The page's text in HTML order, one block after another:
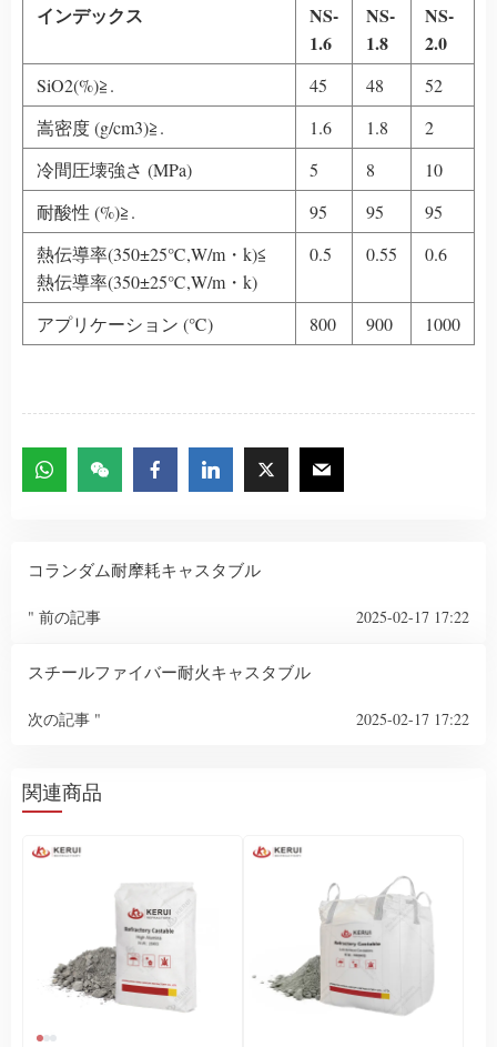
インデックス
NS-
1.6
NS-
1.8
NS-
2.0
SiO2(%)≧. 45 48
52
嵩密度 (g/cm3)≧.
1.6 1.8
2
冷間圧壊強さ (MPa)
5 8
10
耐酸性 (%)≧.
95 95
95
熱伝導率(350±25℃,W/m・k)≦
熱伝導率(350±25℃,W/m・k)
0.5 0.55 0.6
アプリケーション (℃) 800 900 1000
コランダム耐摩耗キャスタブル
" 前の記事 2025-02-17 17:22
スチールファイバー耐火キャスタブル
次の記事 " 2025-02-17 17:22
関連商品